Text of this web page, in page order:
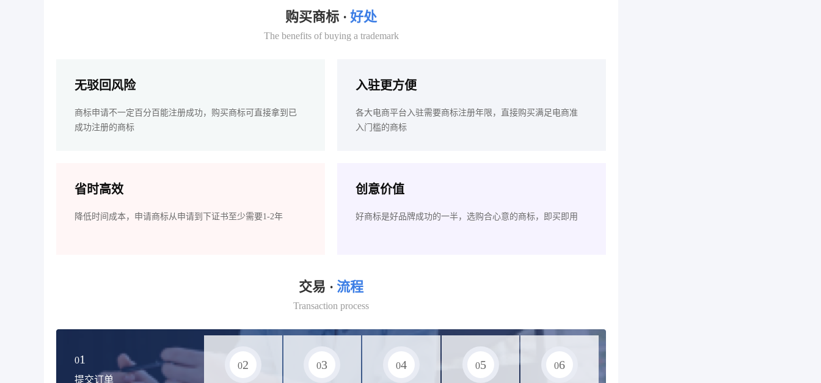
购买商标 · 好处
The benefits of buying a trademark
无驳回风险
商标申请不一定百分百能注册成功，购买商标可直接拿到已
成功注册的商标
入驻更方便
各大电商平台入驻需要商标注册年限，直接购买满足电商准
入门槛的商标
省时高效
降低时间成本，申请商标从申请到下证书至少需要1-2年
创意价值
好商标是好品牌成功的一半，选购合心意的商标，即买即用
交易 · 流程
Transaction process
01
提交订单
02 03 04 05 06